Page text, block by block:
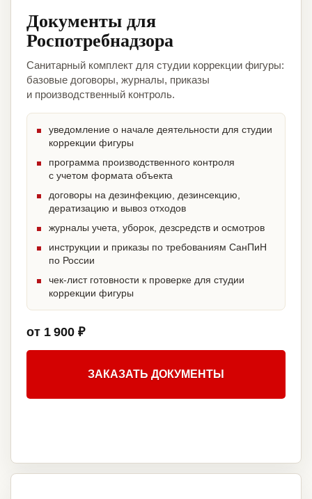
Документы для
Роспотребнадзора
Санитарный комплект для студии коррекции фигуры:
базовые договоры, журналы, приказы
и производственный контроль.
уведомление о начале деятельности для студии
коррекции фигуры
программа производственного контроля
с учетом формата объекта
договоры на дезинфекцию, дезинсекцию,
дератизацию и вывоз отходов
журналы учета, уборок, дезсредств и осмотров
инструкции и приказы по требованиям СанПиН
по России
чек-лист готовности к проверке для студии
коррекции фигуры
от 1 900 ₽
ЗАКАЗАТЬ ДОКУМЕНТЫ